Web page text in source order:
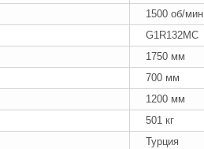
1500 об/мин
G1R132MC
1750 мм
700 мм
1200 мм
501 кг
Турция